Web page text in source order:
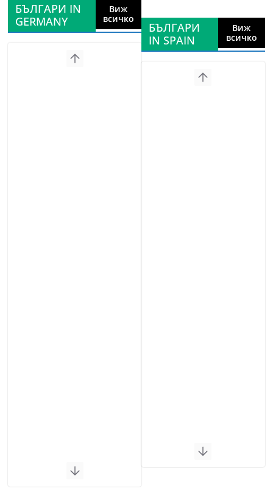
БЪЛГАРИ IN
GERMANY
Виж
всичко
БЪЛГАРИ
IN SPAIN
Виж
всичко